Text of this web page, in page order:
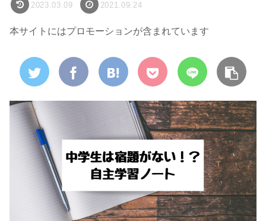
2023.03.09 2021.09.24
本サイトにはプロモーションが含まれています